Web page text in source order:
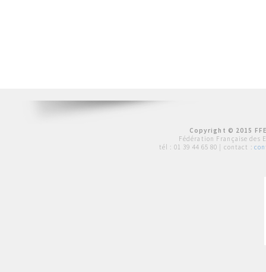
Copyright © 2015
Fédération Française des
tél : 01 39 44 65 80 | contact :